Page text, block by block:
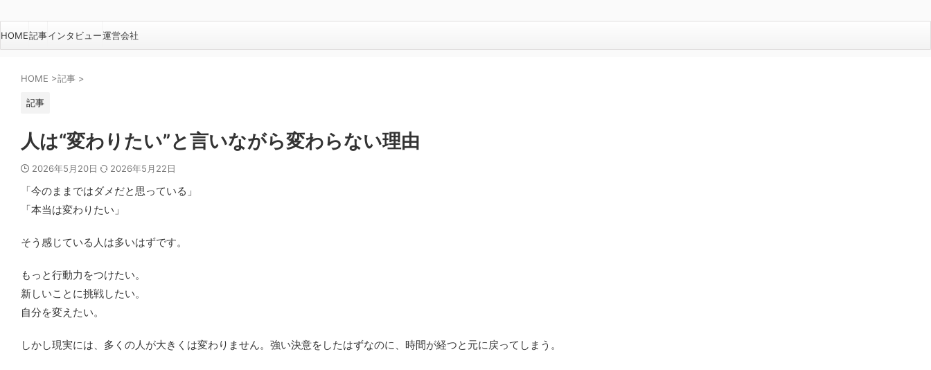
HOME記事インタビュー運営会社
HOME >記事 >
記事
人は“変わりたい”と言いながら変わらない理由
2026年5月20日 2026年5月22日
「今のままではダメだと思っている」
「本当は変わりたい」
そう感じている人は多いはずです。
もっと行動力をつけたい。
新しいことに挑戦したい。
自分を変えたい。
しかし現実には、多くの人が大きくは変わりません。強い決意をしたはずなのに、時間が経つと元に戻ってしまう。